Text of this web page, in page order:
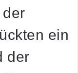
ein
der